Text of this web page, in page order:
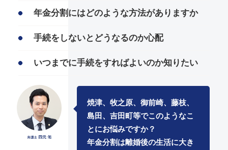
年金分割にはどのような方法がありますか
手続をしないとどうなるのか心配
いつまでに手続をすればよいのか知りたい
焼津、牧之原、御前崎、藤枝、
島田、吉田町等でこのようなこ
とにお悩みですか？
年金分割は離婚後の生活に大き